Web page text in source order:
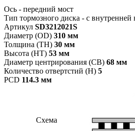
Ось - передний мост
Тип тормозного диска - с внутренней
Артикул SD3212021S
Диаметр (OD) 310 мм
Толщина (TH) 30 мм
Высота (HT) 53 мм
Диаметр центрирования (CB) 68 мм
Количество отвертстий (H) 5
PCD 114.3 мм
Схема